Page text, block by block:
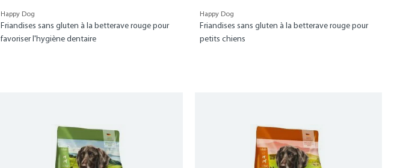
Happy Dog
Friandises sans gluten à la betterave rouge pour
favoriser l'hygiène dentaire
Happy Dog
Friandises sans gluten à la betterave rouge pour
petits chiens